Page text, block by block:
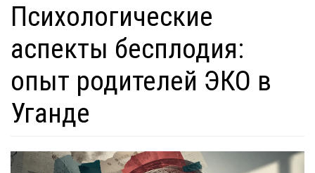
Психологические
аспекты бесплодия:
опыт родителей ЭКО в
Уганде